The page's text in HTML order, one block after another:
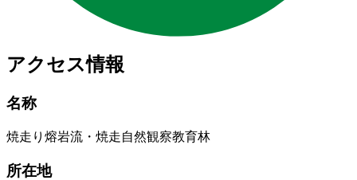
アクセス情報
名称
焼走り熔岩流・焼⾛⾃然観察教育林
所在地